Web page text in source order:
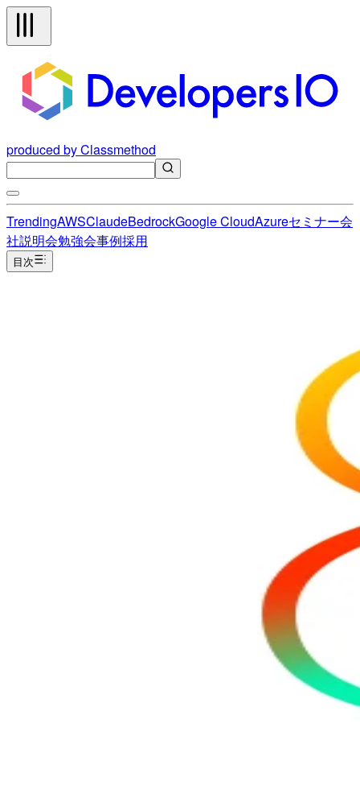
produced by Classmethod
TrendingAWSClaudeBedrockGoogle CloudAzureセミナー会
社説明会勉強会事例採用
目次